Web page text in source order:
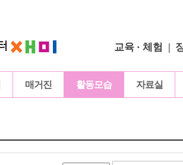
교육 · 체험
매거진 활동모습 자료실